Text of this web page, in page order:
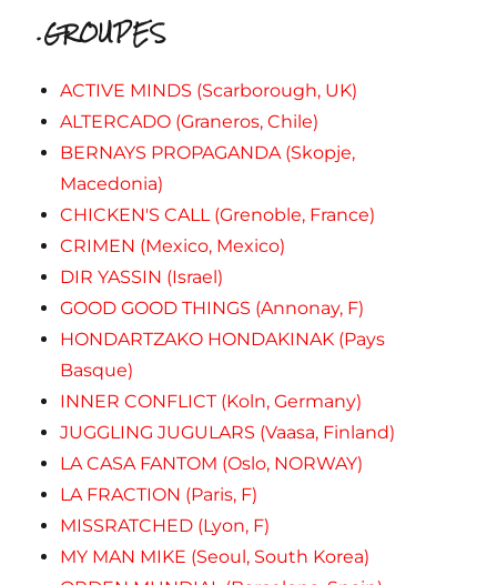
.GROUPES
ACTIVE MINDS (Scarborough, UK)
ALTERCADO (Graneros, Chile)
BERNAYS PROPAGANDA (Skopje,
Macedonia)
CHICKEN'S CALL (Grenoble, France)
CRIMEN (Mexico, Mexico)
DIR YASSIN (Israel)
GOOD GOOD THINGS (Annonay, F)
HONDARTZAKO HONDAKINAK (Pays
Basque)
INNER CONFLICT (Koln, Germany)
JUGGLING JUGULARS (Vaasa, Finland)
LA CASA FANTOM (Oslo, NORWAY)
LA FRACTION (Paris, F)
MISSRATCHED (Lyon, F)
MY MAN MIKE (Seoul, South Korea)